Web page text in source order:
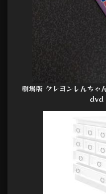
劇場版 クレヨンしんちゃ
dvd